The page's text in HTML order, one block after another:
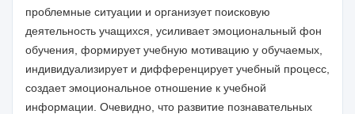
проблемные ситуации и организует поисковую
деятельность учащихся, усиливает эмоциональный фон
обучения, формирует учебную мотивацию у обучаемых,
индивидуализирует и дифференцирует учебный процесс,
создает эмоциональное отношение к учебной
информации. Очевидно, что развитие познавательных